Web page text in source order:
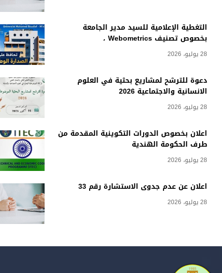
التغطية الإعلامية للسيد مدير الجامعة
بخصوص تصنيف Webometrics ،
28 يوليو، 2026
دعوة للترشح لمشاريع بحثية في العلوم
الانسانية والاجتماعية 2026
28 يوليو، 2026
اعلان بخصوص الدورات التكوينية المقدمة من
طرف الحكومة الهندية
28 يوليو، 2026
اعلان عن عدم جدوى الاستشارة رقم 33
28 يوليو، 2026